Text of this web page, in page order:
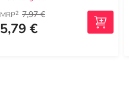
MRP2 7,97 €
5,79 €